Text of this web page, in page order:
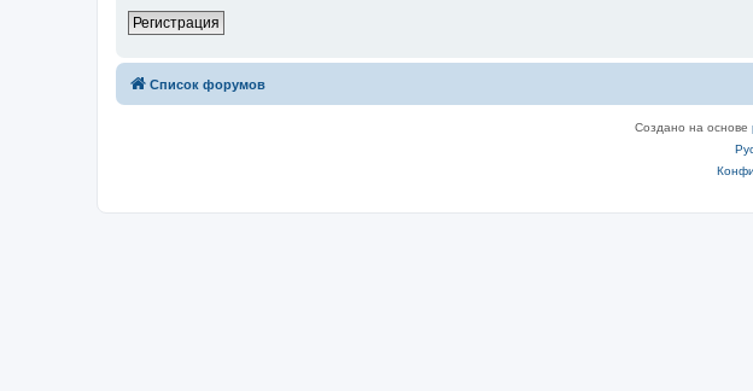
Регистрация
Список форумов
Создано на основе